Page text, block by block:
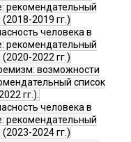
рекомендательный
2019 гг.)
человека в
рекомендательный
2022 гг.)
возможности
список
гг.).
человека в
рекомендательный
2024 гг.)